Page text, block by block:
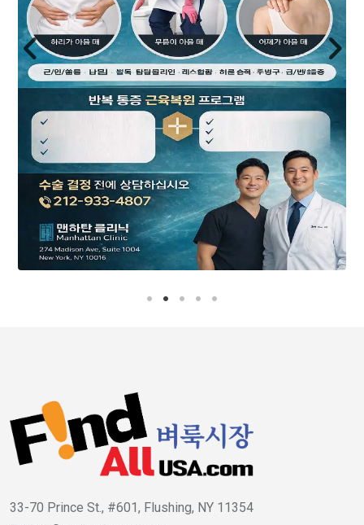
33-70 Prince St., #601, Flushing, NY 11354